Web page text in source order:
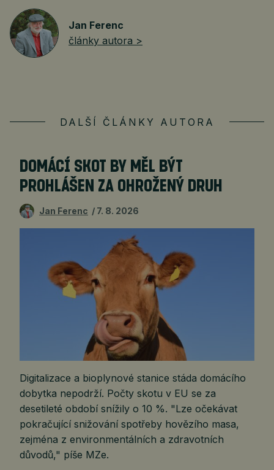
Jan Ferenc
články autora >
DALŠÍ ČLÁNKY AUTORA
DOMÁCÍ SKOT BY MĚL BÝT
PROHLÁŠEN ZA OHROŽENÝ DRUH
Jan Ferenc 7. 8. 2026
Digitalizace a bioplynové stanice stáda domácího
dobytka nepodrží. Počty skotu v EU se za
desetileté období snížily o 10 %. "Lze očekávat
pokračující snižování spotřeby hovězího masa,
zejména z environmentálních a zdravotních
důvodů," píše MZe.